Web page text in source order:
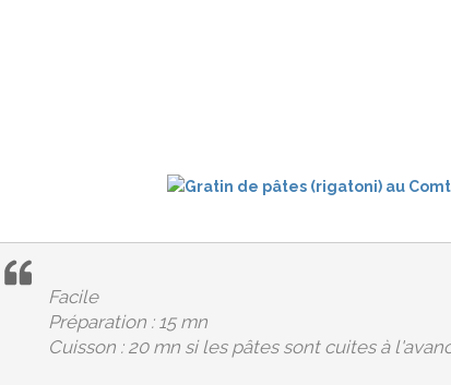
Facile
Préparation : 15 mn
Cuisson : 20 mn si les pâtes sont cuites à